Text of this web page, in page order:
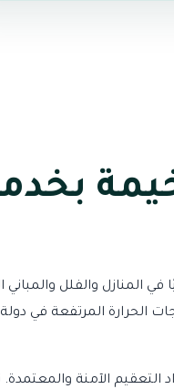
المنازل والفلل والمباني
الحرارة المرتفعة في دولة
الآمنة والمعتمدة.